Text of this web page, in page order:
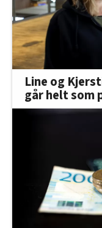
Line og
går helt som